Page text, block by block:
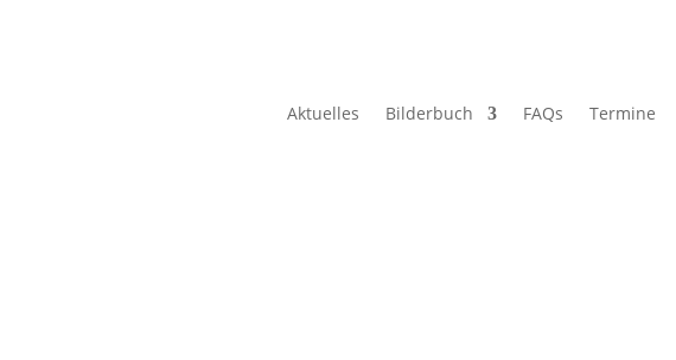
Aktuelles Bilderbuch FAQs Termine